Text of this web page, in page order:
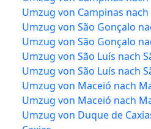
Umzug von Campinas nach
Umzug von São Gonçalo
Umzug von São Gonçalo
Umzug von São Luís nach
Umzug von São Luís nach
Umzug von Maceió nach
Umzug von Maceió nach
Umzug von Duque de